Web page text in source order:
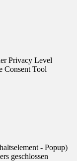
Privacy Level
Consent Tool
- Popup)
geschlossen